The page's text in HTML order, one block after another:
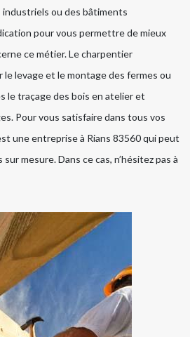
ou des bâtiments
pour vous permettre de mieux
ce métier. Le charpentier
levage et le montage des fermes ou
le traçage des bois en atelier et
Pour vous satisfaire dans tous vos
une entreprise à Rians 83560 qui peut
mesure. Dans ce cas, n’hésitez pas à